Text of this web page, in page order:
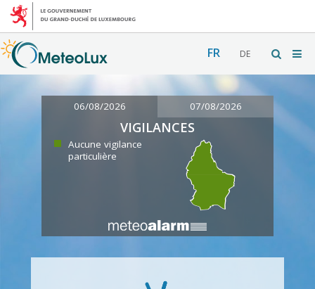
FR DE
06/08/2026 07/08/2026
VIGILANCES
Aucune vigilance
particulière